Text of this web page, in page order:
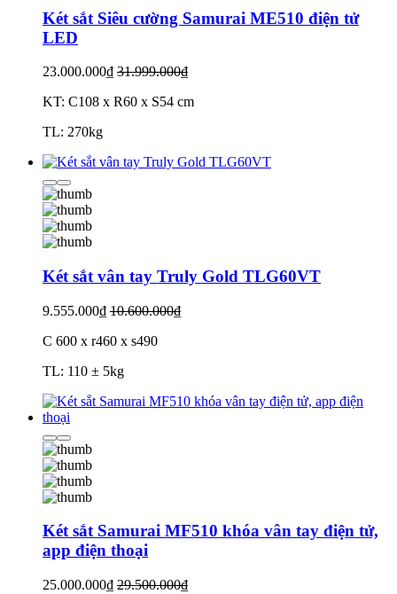
Két sắt Siêu cường Samurai ME510 điện tử
LED
23.000.000₫ 31.999.000₫
KT: C108 x R60 x S54 cm
TL: 270kg
Két sắt vân tay Truly Gold TLG60VT
9.555.000₫ 10.600.000₫
C 600 x r460 x s490
TL: 110 ± 5kg
Két sắt Samurai MF510 khóa vân tay điện tử,
app điện thoại
25.000.000₫ 29.500.000₫